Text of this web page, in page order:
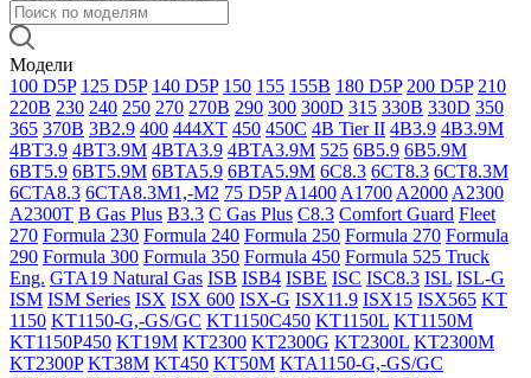
Модели
100 D5P 125 D5P 140 D5P 150 155 155B 180 D5P 200 D5P 210
220B 230 240 250 270 270B 290 300 300D 315 330B 330D 350
365 370B 3B2.9 400 444XT 450 450C 4B Tier II 4B3.9 4B3.9M
4BT3.9 4BT3.9M 4BTA3.9 4BTA3.9M 525 6B5.9 6B5.9M
6BT5.9 6BT5.9M 6BTA5.9 6BTA5.9M 6C8.3 6CT8.3 6CT8.3M
6CTA8.3 6CTA8.3M1,-M2 75 D5P A1400 A1700 A2000 A2300
A2300T B Gas Plus B3.3 C Gas Plus C8.3 Comfort Guard Fleet
270 Formula 230 Formula 240 Formula 250 Formula 270 Formula
290 Formula 300 Formula 350 Formula 450 Formula 525 Truck
Eng. GTA19 Natural Gas ISB ISB4 ISBE ISC ISC8.3 ISL ISL-G
ISM ISM Series ISX ISX 600 ISX-G ISX11.9 ISX15 ISX565 KT
1150 KT1150-G,-GS/GC KT1150C450 KT1150L KT1150M
KT1150P450 KT19M KT2300 KT2300G KT2300L KT2300M
KT2300P KT38M KT450 KT50M KTA1150-G,-GS/GC